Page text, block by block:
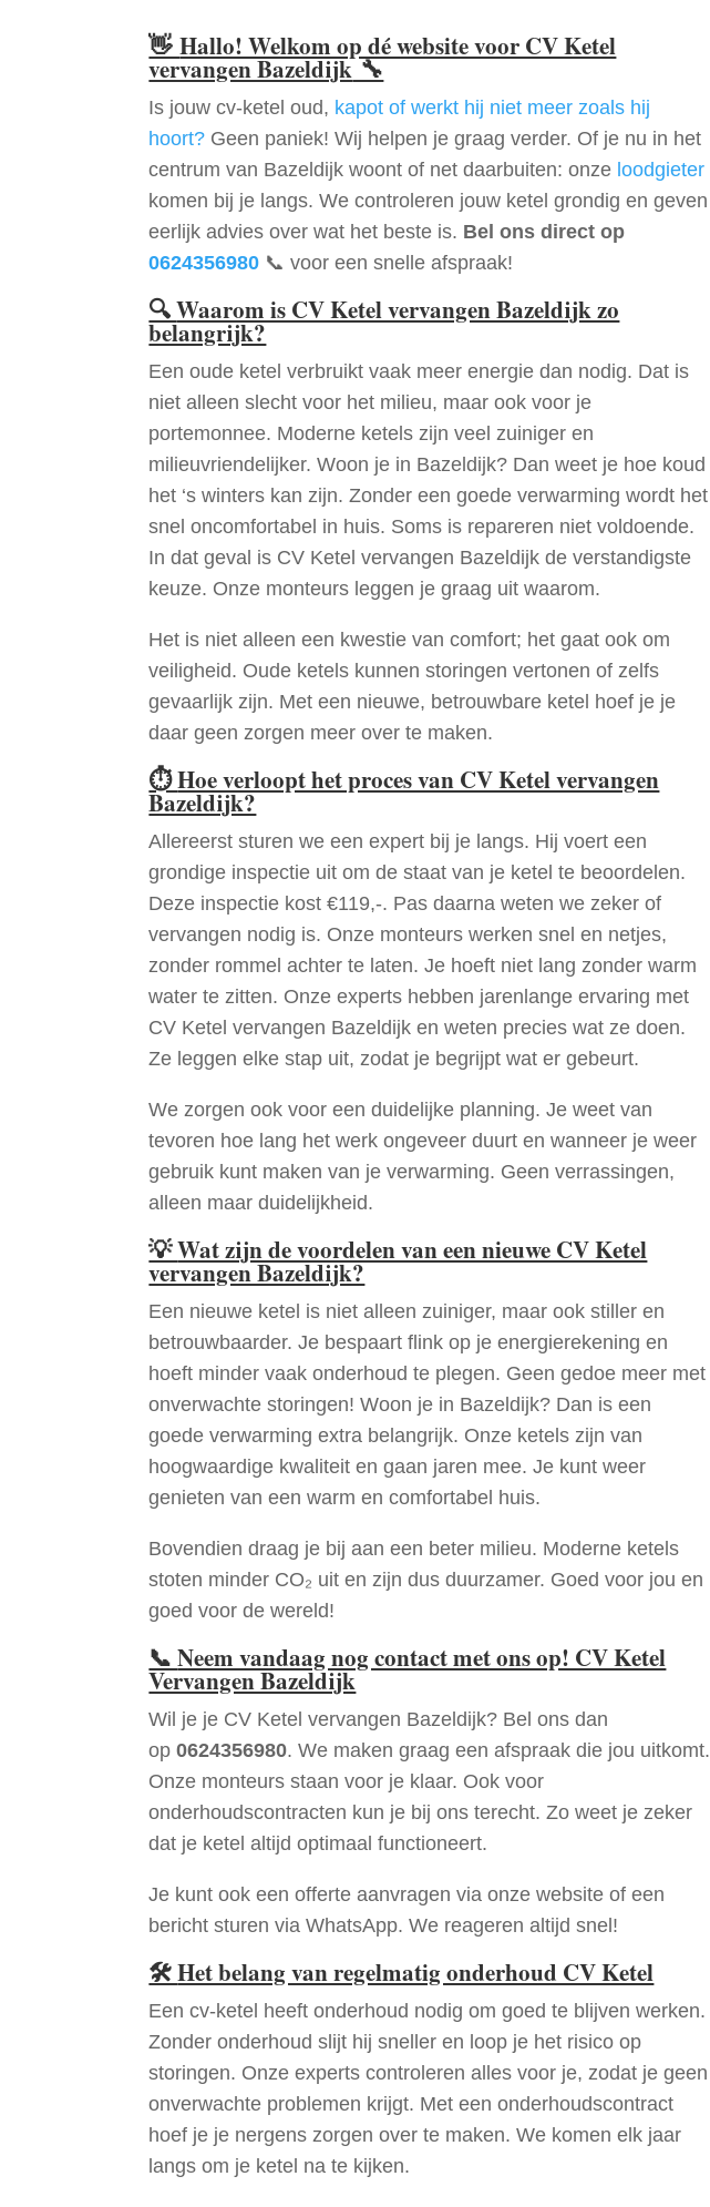
👋Hallo! Welkom op dé website voor CV Ketel
vervangen Bazeldijk🔧
Is jouw cv-ketel oud, kapot of werkt hij niet meer zoals hij
hoort? Geen paniek! Wij helpen je graag verder. Of je nu in het
centrum van Bazeldijk woont of net daarbuiten: onze loodgieter
komen bij je langs. We controleren jouw ketel grondig en geven
eerlijk advies over wat het beste is. Bel ons direct op
0624356980 📞 voor een snelle afspraak!
🔍Waarom is CV Ketel vervangen Bazeldijk zo
belangrijk?
Een oude ketel verbruikt vaak meer energie dan nodig. Dat is
niet alleen slecht voor het milieu, maar ook voor je
portemonnee. Moderne ketels zijn veel zuiniger en
milieuvriendelijker. Woon je in Bazeldijk? Dan weet je hoe koud
het ‘s winters kan zijn. Zonder een goede verwarming wordt het
snel oncomfortabel in huis. Soms is repareren niet voldoende.
In dat geval is CV Ketel vervangen Bazeldijk de verstandigste
keuze. Onze monteurs leggen je graag uit waarom.
Het is niet alleen een kwestie van comfort; het gaat ook om
veiligheid. Oude ketels kunnen storingen vertonen of zelfs
gevaarlijk zijn. Met een nieuwe, betrouwbare ketel hoef je je
daar geen zorgen meer over te maken.
⏱Hoe verloopt het proces van CV Ketel vervangen
Bazeldijk?
Allereerst sturen we een expert bij je langs. Hij voert een
grondige inspectie uit om de staat van je ketel te beoordelen.
Deze inspectie kost €119,-. Pas daarna weten we zeker of
vervangen nodig is. Onze monteurs werken snel en netjes,
zonder rommel achter te laten. Je hoeft niet lang zonder warm
water te zitten. Onze experts hebben jarenlange ervaring met
CV Ketel vervangen Bazeldijk en weten precies wat ze doen.
Ze leggen elke stap uit, zodat je begrijpt wat er gebeurt.
We zorgen ook voor een duidelijke planning. Je weet van
tevoren hoe lang het werk ongeveer duurt en wanneer je weer
gebruik kunt maken van je verwarming. Geen verrassingen,
alleen maar duidelijkheid.
💡Wat zijn de voordelen van een nieuwe CV Ketel
vervangen Bazeldijk?
Een nieuwe ketel is niet alleen zuiniger, maar ook stiller en
betrouwbaarder. Je bespaart flink op je energierekening en
hoeft minder vaak onderhoud te plegen. Geen gedoe meer met
onverwachte storingen! Woon je in Bazeldijk? Dan is een
goede verwarming extra belangrijk. Onze ketels zijn van
hoogwaardige kwaliteit en gaan jaren mee. Je kunt weer
genieten van een warm en comfortabel huis.
Bovendien draag je bij aan een beter milieu. Moderne ketels
stoten minder CO₂ uit en zijn dus duurzamer. Goed voor jou en
goed voor de wereld!
📞Neem vandaag nog contact met ons op! CV Ketel
Vervangen Bazeldijk
Wil je je CV Ketel vervangen Bazeldijk? Bel ons dan
op0624356980. We maken graag een afspraak die jou uitkomt.
Onze monteurs staan voor je klaar. Ook voor
onderhoudscontracten kun je bij ons terecht. Zo weet je zeker
dat je ketel altijd optimaal functioneert.
Je kunt ook een offerte aanvragen via onze website of een
bericht sturen via WhatsApp. We reageren altijd snel!
🛠Het belang van regelmatig onderhoud CV Ketel
Een cv-ketel heeft onderhoud nodig om goed te blijven werken.
Zonder onderhoud slijt hij sneller en loop je het risico op
storingen. Onze experts controleren alles voor je, zodat je geen
onverwachte problemen krijgt. Met een onderhoudscontract
hoef je je nergens zorgen over te maken. We komen elk jaar
langs om je ketel na te kijken.